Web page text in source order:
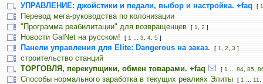
УПРАВЛЕНИЕ: джойстики и педали, выбор и настройка. +faq
[ 1
Перевод мега-руководства по колонизации
"Программа реабилитации" для возвращенцев
[ 1 2 ]
Новости GalNet на русском! [ 1 3 4 5 ]
Панели управления для Elite: Dangerous на заказ. [ 1 2 3 ]
строительство станций
ТОРГОВЛЯ, перекупщики, обмен товарами. +faq
[ 1 84 85
Способы нормального заработка в текущих реалиях Элиты [ 1 11